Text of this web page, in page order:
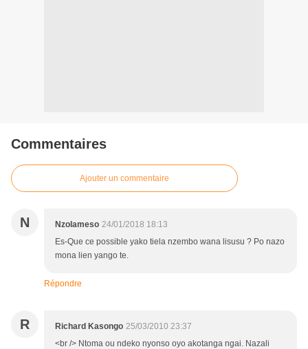
Commentaires
Ajouter un commentaire
N Nzolameso 24/01/2018 18:13
Es-Que ce possible yako tiela nzembo wana lisusu ? Po nazo
mona lien yango te.
Répondre
R Richard Kasongo 25/03/2010 23:37
<br /> Ntoma ou ndeko nyonso oyo akotanga ngai. Nazali